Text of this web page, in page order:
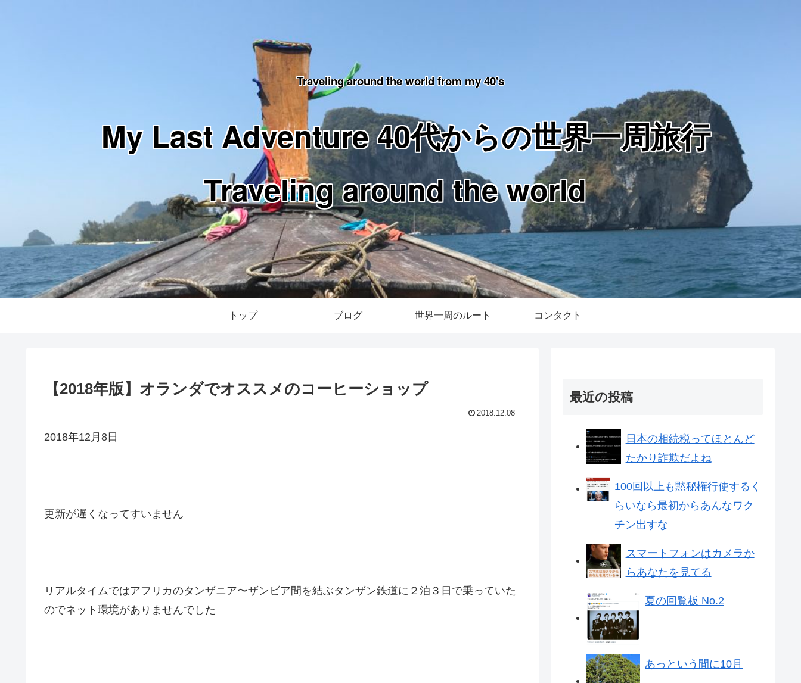
Traveling around the world from my 40's
My Last Adventure 40代からの世界一周旅行
Traveling around the world
トップ ブログ 世界一周のルート コンタクト
【2018年版】オランダでオススメのコーヒーショップ
2018.12.08
2018年12月8日
更新が遅くなってすいません
リアルタイムではアフリカのタンザニア〜ザンビア間を結ぶタンザン鉄道に２泊３日で乗っていた
のでネット環境がありませんでした
最近の投稿
日本の相続税ってほとんど
たかり詐欺だよね
100回以上も黙秘権行使するく
らいなら最初からあんなワク
チン出すな
スマートフォンはカメラか
らあなたを見てる
夏の回覧板 No.2
あっという間に10月